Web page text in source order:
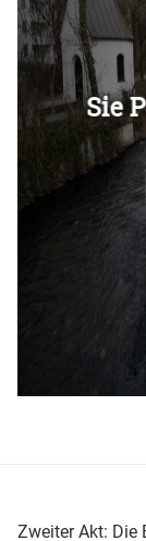
Zweiter Akt: Die